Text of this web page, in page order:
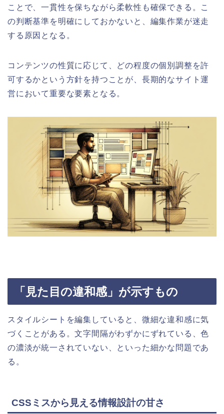
ことで、一貫性を保ちながら柔軟性も確保できる。こ
の判断基準を明確にしておかないと、編集作業が迷走
する原因となる。
コンテンツの性質に応じて、どの程度の個別調整を許
可するかという方針を持つことが、長期的なサイト運
営において重要な要素となる。
「見た目の違和感」が示すもの
スタイルシートを編集していると、微細な違和感に気
づくことがある。文字間隔がわずかにずれている、色
の濃淡が統一されていない、といった細かな問題であ
る。
CSSミスから見える情報設計の甘さ